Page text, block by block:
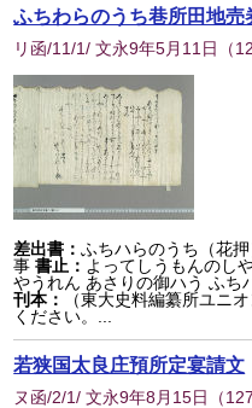
ふちわらのうち巷所田地売
リ函/11/1/ 文永9年5月11日 （
差出書：ふちハらのうち（花押
事 書止： よってしうもんのし
やうれん あさりの御ハう ふち
刊本：
（東大史料編纂所ユニ
ください。...
若狭国太良庄預所定宴請文
ヌ函/2/1/ 文永9年8月15日 （